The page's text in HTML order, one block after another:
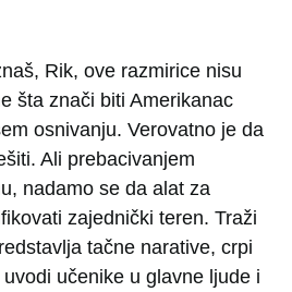
Rik, ove razmirice nisu
šta znači biti Amerikanac
osnivanju. Verovatno je da
Ali prebacivanjem
nadamo se da alat za
zajednički teren. Traži
tačne narative, crpi
učenike u glavne ljude i